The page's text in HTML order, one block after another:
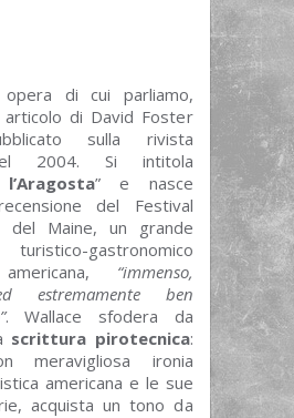
opera di cui parliamo,
di David Foster
sulla rivista
2004. Si intitola
” e nasce
del Festival
del Maine, un grande
gastronomico
“immenso,
estremamente ben
. Wallace sfodera da
scrittura pirotecnica:
meravigliosa ironia
americana e le sue
acquista un tono da